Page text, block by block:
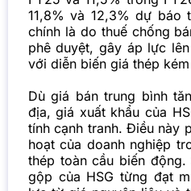
11,8% và 12,3% dự báo
chính là do thuế chống
phê duyệt, gây áp lực
với diễn biến giá thép
Dù giá bán trung bình
địa, giá xuất khẩu của
tính cạnh tranh. Điều này
hoạt của doanh nghiệp
thép toàn cầu biến
gộp của HSG từng đạt